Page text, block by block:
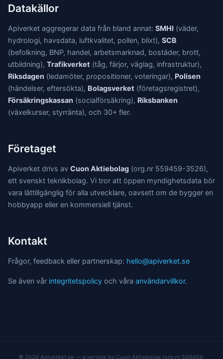
Datakällor
Apiverket aggregerar data från bland annat: SMHI (väder,
hydrologi, havsdata, luftkvalitet, pollen, blixt), SCB
(befolkning, BNP, handel, arbetsmarknad, bostäder, brott,
utbildning), Trafikverket (tåg, färjor, väglag, infrastruktur),
Riksdagen (ledamöter, propositioner, voteringar), Polisen
(händelser, eftersökta), Bolagsverket (företagsregistret),
Försäkringskassan (socialförsäkring), Riksbanken
(växelkurser, styrränta), och 30+ fler.
Företaget
Apiverket drivs av Cuon Aktiebolag (org.nr 559459-3526),
ett svenskt teknikbolag. Vi tror att öppen myndighetsdata bör
vara lättillgänglig för alla utvecklare, oavsett om de bygger en
hobbyapp eller en kommersiell tjänst.
Kontakt
Frågor, feedback eller partnerskap: hello@apiverket.se
Se även vår integritetspolicy och våra användarvillkor.
© 2026 Apiverket.se — a service by Cuon Aktiebolag (org.nr 559459-